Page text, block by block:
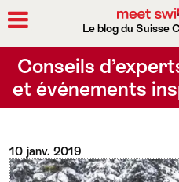
Le blog du Suisse
Conseils
et événements
10 janv. 2019